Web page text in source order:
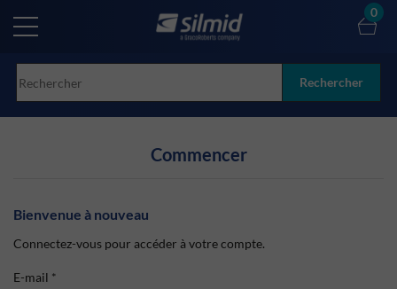
main
Rechercher
0
Commencer
Bienvenue à nouveau
Connectez-vous pour accéder à votre compte.
E-mail *